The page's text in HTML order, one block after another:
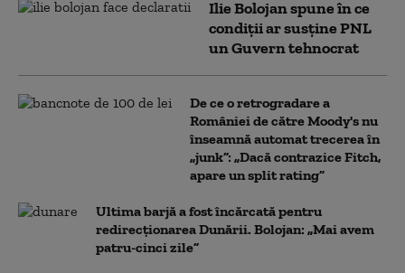
Ilie Bolojan spune în ce
condiții ar susține PNL
un Guvern tehnocrat
De ce o retrogradare a
României de către Moody's nu
înseamnă automat trecerea în
„junk”: „Dacă contrazice Fitch,
apare un split rating”
Ultima barjă a fost încărcată pentru
redirecționarea Dunării. Bolojan: „Mai avem
patru-cinci zile”